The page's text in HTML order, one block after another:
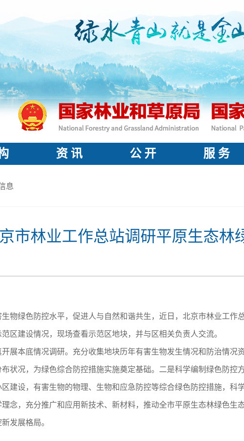
资 讯 公 开 服 务
息
市林业工作总站调研平原生态林
物绿色防控水平，促进人与自然和谐共生，近日，北京市林业工
区建设情况，现场查看示范区地块，并与区相关负责人交流。
开展本底情况调研。充分收集地块历年有害生物发生情况和防治情
状况，为绿色综合防控措施实施奠定基础。 二是科学编制绿色防控
建设，有害生物的物理、生物和应急防控等综合绿色防控措施，科
念，充分推广和应用新技术、新材料，推动全市平原生态林绿色生
发展格局。